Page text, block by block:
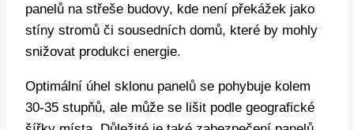
panelů na střeše budovy, kde není překážek jako
stíny stromů či sousedních domů, které by mohly
snižovat produkci energie.
Optimální úhel sklonu panelů se pohybuje kolem
30-35 stupňů, ale může se lišit podle geografické